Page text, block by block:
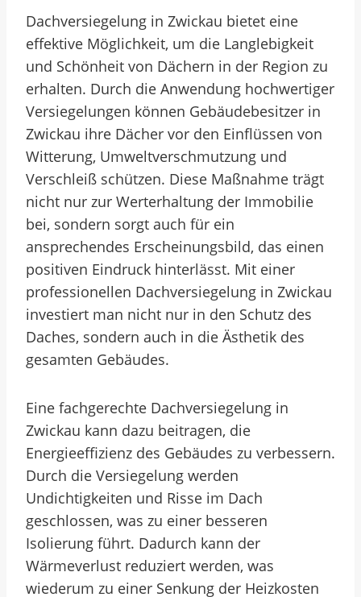
Dachversiegelung in Zwickau bietet eine
effektive Möglichkeit, um die Langlebigkeit
und Schönheit von Dächern in der Region zu
erhalten. Durch die Anwendung hochwertiger
Versiegelungen können Gebäudebesitzer in
Zwickau ihre Dächer vor den Einflüssen von
Witterung, Umweltverschmutzung und
Verschleiß schützen. Diese Maßnahme trägt
nicht nur zur Werterhaltung der Immobilie
bei, sondern sorgt auch für ein
ansprechendes Erscheinungsbild, das einen
positiven Eindruck hinterlässt. Mit einer
professionellen Dachversiegelung in Zwickau
investiert man nicht nur in den Schutz des
Daches, sondern auch in die Ästhetik des
gesamten Gebäudes.
Eine fachgerechte Dachversiegelung in
Zwickau kann dazu beitragen, die
Energieeffizienz des Gebäudes zu verbessern.
Durch die Versiegelung werden
Undichtigkeiten und Risse im Dach
geschlossen, was zu einer besseren
Isolierung führt. Dadurch kann der
Wärmeverlust reduziert werden, was
wiederum zu einer Senkung der Heizkosten